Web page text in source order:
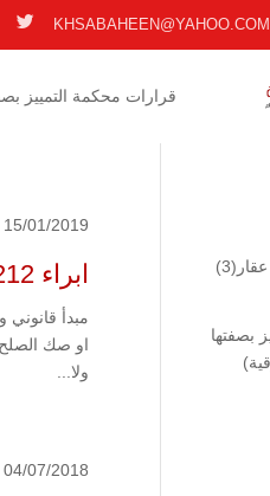
KHSABAHEEN@YAHOO.COM
قرارات محكمة التمييز
15/01/2019
ابراء h2018.212
مبدأ
او صك الصلح
ولا...
04/07/2018
(3)
بصفتها